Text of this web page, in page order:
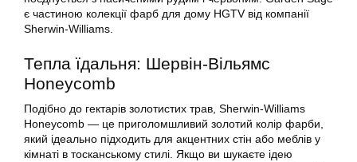
є частиною колекції фарб для дому HGTV від компанії
Sherwin-Williams.
Тепла їдальня: Шервін-Вільямс
Honeycomb
Подібно до гектарів золотистих трав, Sherwin-Williams
Honeycomb — це приголомшливий золотий колір фарби,
який ідеально підходить для акцентних стін або меблів у
кімнаті в тосканському стилі. Якщо ви шукаєте ідею